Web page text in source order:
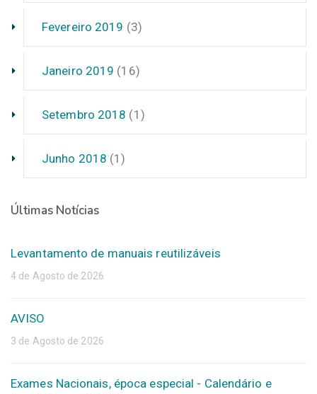
Fevereiro 2019 (3)
Janeiro 2019 (16)
Setembro 2018 (1)
Junho 2018 (1)
Últimas Notícias
Levantamento de manuais reutilizáveis
4 de Agosto de 2026
AVISO
3 de Agosto de 2026
Exames Nacionais, época especial - Calendário e